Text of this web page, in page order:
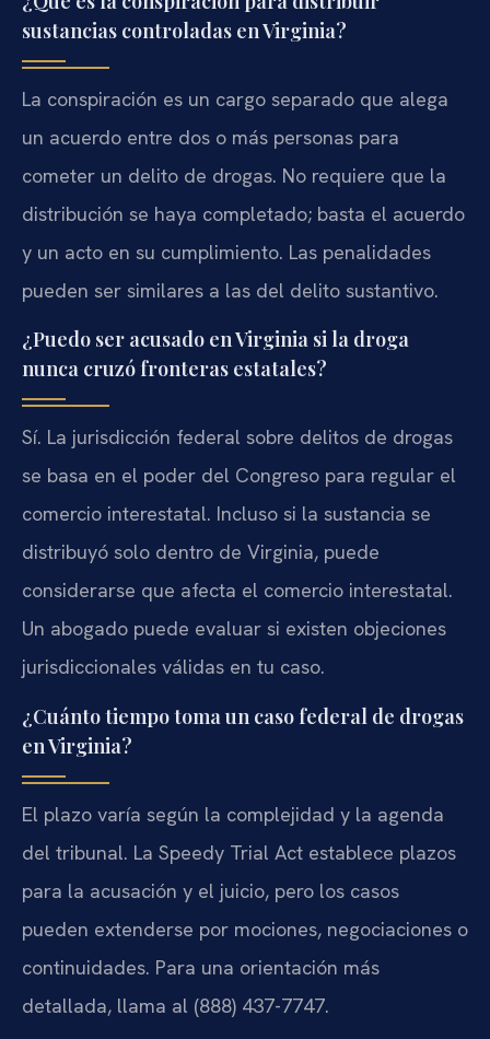
sustancias controladas en Virginia?
La conspiración es un cargo separado que alega
un acuerdo entre dos o más personas para
cometer un delito de drogas. No requiere que la
distribución se haya completado; basta el acuerdo
y un acto en su cumplimiento. Las penalidades
pueden ser similares a las del delito sustantivo.
¿Puedo ser acusado en Virginia si la droga
nunca cruzó fronteras estatales?
Sí. La jurisdicción federal sobre delitos de drogas
se basa en el poder del Congreso para regular el
comercio interestatal. Incluso si la sustancia se
distribuyó solo dentro de Virginia, puede
considerarse que afecta el comercio interestatal.
Un abogado puede evaluar si existen objeciones
jurisdiccionales válidas en tu caso.
¿Cuánto tiempo toma un caso federal de drogas
en Virginia?
El plazo varía según la complejidad y la agenda
del tribunal. La Speedy Trial Act establece plazos
para la acusación y el juicio, pero los casos
pueden extenderse por mociones, negociaciones o
continuidades. Para una orientación más
detallada, llama al (888) 437-7747.